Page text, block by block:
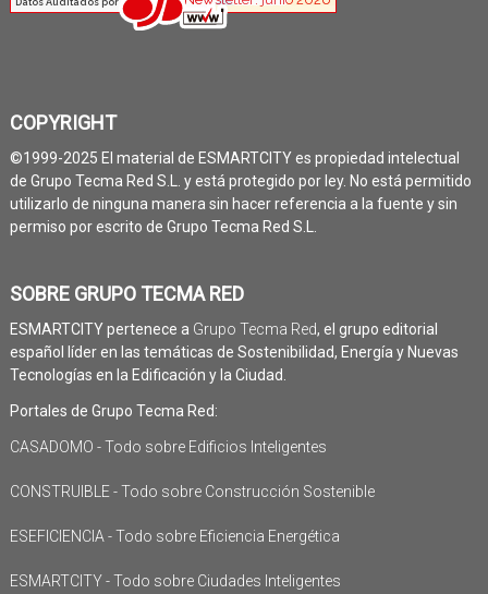
COPYRIGHT
©1999-2025 El material de ESMARTCITY es propiedad intelectual
de Grupo Tecma Red S.L. y está protegido por ley. No está permitido
utilizarlo de ninguna manera sin hacer referencia a la fuente y sin
permiso por escrito de Grupo Tecma Red S.L.
SOBRE GRUPO TECMA RED
ESMARTCITY pertenece a Grupo Tecma Red, el grupo editorial
español líder en las temáticas de Sostenibilidad, Energía y Nuevas
Tecnologías en la Edificación y la Ciudad.
Portales de Grupo Tecma Red:
CASADOMO - Todo sobre Edificios Inteligentes
CONSTRUIBLE - Todo sobre Construcción Sostenible
ESEFICIENCIA - Todo sobre Eficiencia Energética
ESMARTCITY - Todo sobre Ciudades Inteligentes